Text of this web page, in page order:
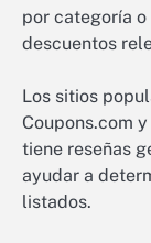
por categoría
descuentos
Los sitios
Coupons.com
tiene reseñas
ayudar a
listados.